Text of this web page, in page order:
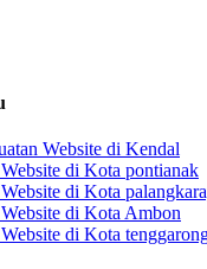
Website di Kendal
di Kota pontianak
di Kota
di Kota Ambon
di Kota